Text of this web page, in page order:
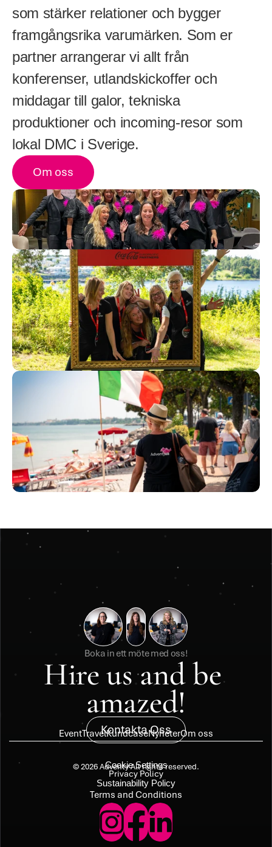
som stärker relationer och bygger
framgångsrika varumärken. Som er
partner arrangerar vi allt från
konferenser, utlandskickoffer och
middagar till galor, tekniska
produktioner och incoming-resor som
lokal DMC i Sverige.
Om oss
Boka in ett möte med oss!
Hire us and be
amazed!
Kontakta Oss
EventTravelKundcaseNyheterOm oss
© 2026 Adventy All rights reserved.
Cookie Settings
Privacy Policy
Sustainability Policy
Terms and Conditions